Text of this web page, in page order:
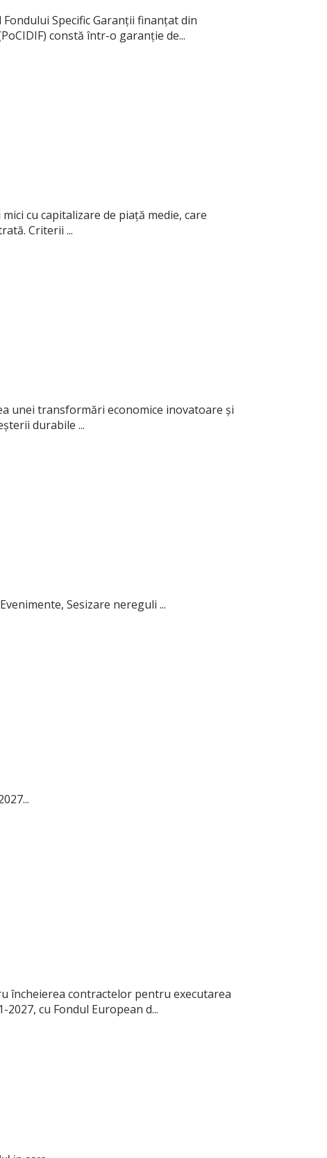
Specific Garanții finanțat din
constă într-o garanție de...
cu capitalizare de piață medie, care
Criterii ...
unei transformări economice inovatoare și
durabile ...
Sesizare nereguli ...
încheierea contractelor pentru executarea
cu Fondul European d...